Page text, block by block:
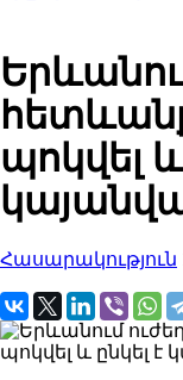
պոկվել և
Հասարակություն